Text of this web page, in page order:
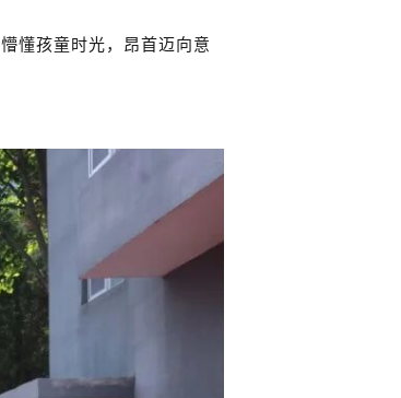
懂孩童时光，昂首迈向意